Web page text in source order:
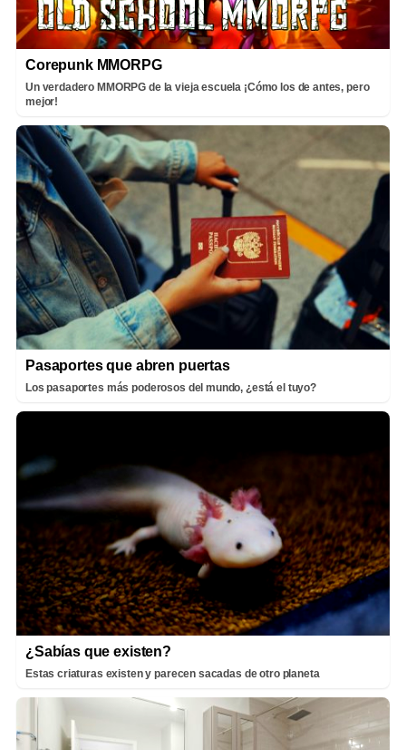
Corepunk MMORPG
Un verdadero MMORPG de la vieja escuela ¡Cómo los de antes, pero
mejor!
Pasaportes que abren puertas
Los pasaportes más poderosos del mundo, ¿está el tuyo?
¿Sabías que existen?
Estas criaturas existen y parecen sacadas de otro planeta